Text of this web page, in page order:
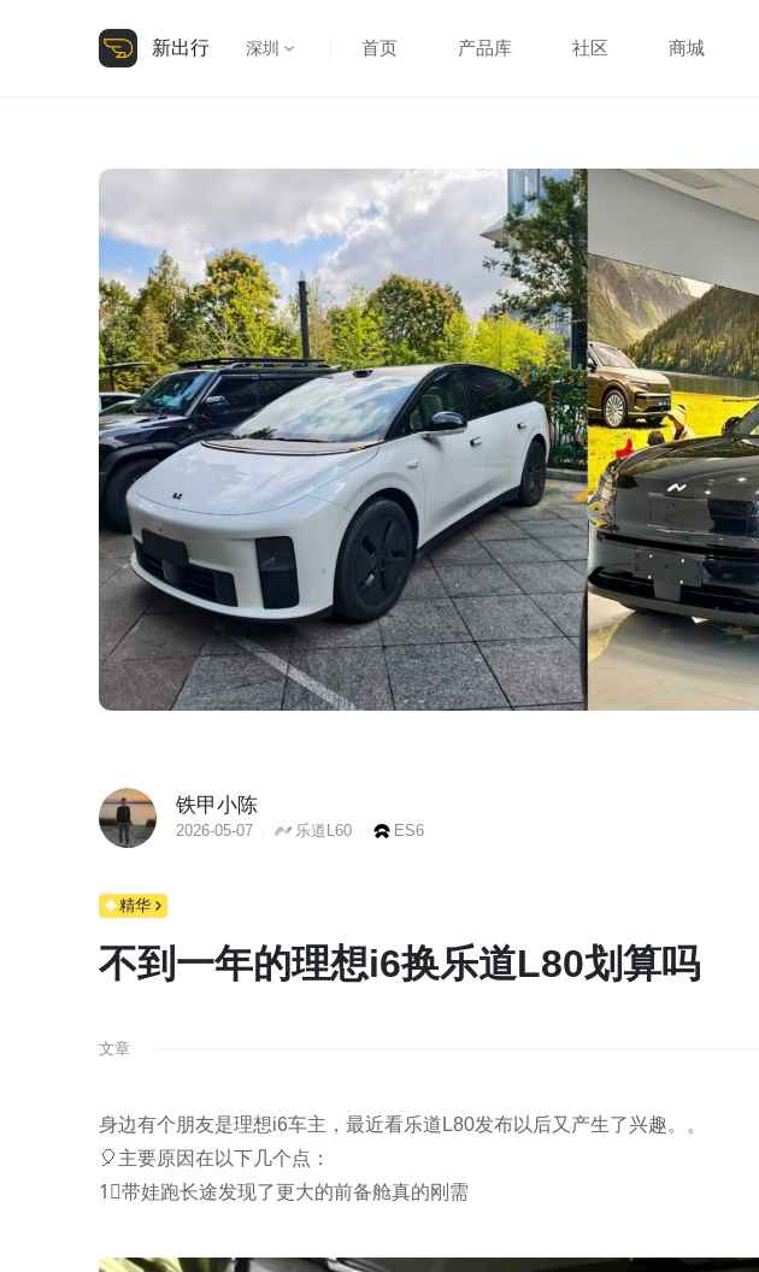
新出行 深圳 首页 产品库 社区 商城
铁甲小陈
2026-05-07 乐道L60 ES6
精华
不到一年的理想i6换乐道L80划算吗
文章
身边有个朋友是理想i6车主，最近看乐道L80发布以后又产生了兴趣。。
🎈主要原因在以下几个点：
1⃣️带娃跑长途发现了更大的前备舱真的刚需